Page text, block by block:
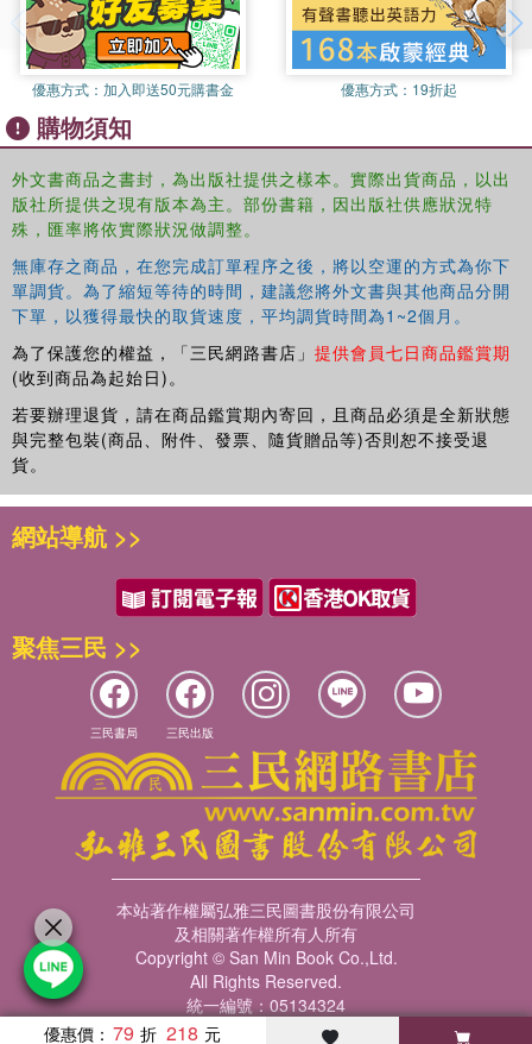
provide practical support for reading Big Cat Phonics for Letters
and Sounds with children, including a list of all the sounds and
words that the book will cover.
優惠方式： 加入即送50元購書金 優惠方式： 19折起
購物須知
外文書商品之書封，為出版社提供之樣本。實際出貨商品，以出
版社所提供之現有版本為主。部份書籍，因出版社供應狀況特
殊，匯率將依實際狀況做調整。
無庫存之商品，在您完成訂單程序之後，將以空運的方式為你下
單調貨。為了縮短等待的時間，建議您將外文書與其他商品分開
下單，以獲得最快的取貨速度，平均調貨時間為1~2個月。
為了保護您的權益，「三民網路書店」 提供會員七日商品鑑賞期
(收到商品為起始日)。
若要辦理退貨，請在商品鑑賞期內寄回，且商品必須是全新狀態
與完整包裝(商品、附件、發票、隨貨贈品等)否則恕不接受退
貨。
優惠價： 79 218
網站導航 >>
聚焦三民 >>
三民書局 三民出版
本站著作權屬弘雅三民圖書股份有限公司
及相關著作權所有人所有
Copyright © San Min Book Co.,Ltd.
All Rights Reserved.
統一編號：05134324